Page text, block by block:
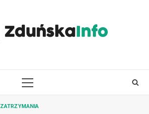
PRIMARY
ZATRZYMANIA